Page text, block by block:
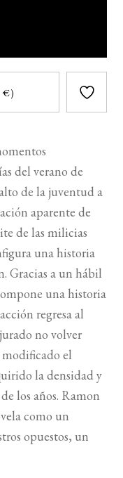
€)
del verano de
de la juventud a
aparente de
de las milicias
una historia
Gracias a un hábil
una historia
regresa al
no volver
el
la densidad y
los años. Ramon
como un
opuestos, un